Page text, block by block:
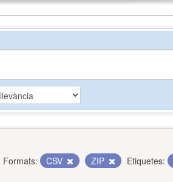
Formats: CSV ZIP Etiquetes: